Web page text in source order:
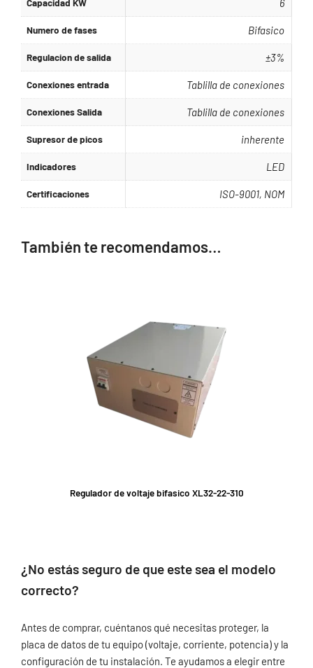
6
Numero de fases Bifasico
Regulacion de salida ±3%
Conexiones entrada Tablilla de conexiones
Conexiones Salida Tablilla de conexiones
Supresor de picos inherente
Indicadores LED
Certificaciones ISO-9001, NOM
También te recomendamos…
Regulador de voltaje bifasico XL32-22-310
¿No estás seguro de que este sea el modelo
correcto?
Antes de comprar, cuéntanos qué necesitas proteger, la
placa de datos de tu equipo (voltaje, corriente, potencia) y la
configuración de tu instalación. Te ayudamos a elegir entre